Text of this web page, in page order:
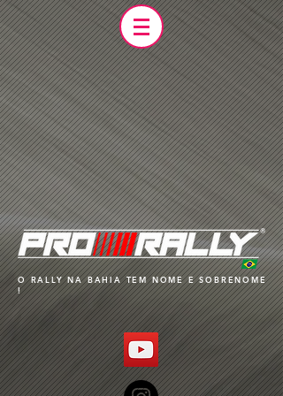
O RALLY NA BAHIA TEM NOME E SOBRENOME
!